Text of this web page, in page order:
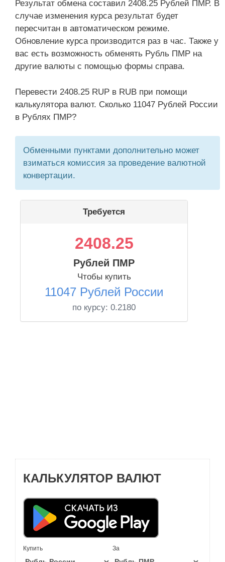
Результат обмена составил 2408.25 Рублей ПМР. В
случае изменения курса результат будет
пересчитан в автоматическом режиме.
Обновление курса производится раз в час. Также у
вас есть возможность обменять Рубль ПМР на
другие валюты с помощью формы справа.
Перевести 2408.25 RUP в RUB при помощи
калькулятора валют. Сколько 11047 Рублей России
в Рублях ПМР?
Обменными пунктами дополнительно может
взиматься комиссия за проведение валютной
конвертации.
Требуется
2408.25
Рублей ПМР
Чтобы купить
11047 Рублей России
по курсу: 0.2180
КАЛЬКУЛЯТОР ВАЛЮТ
Купить За